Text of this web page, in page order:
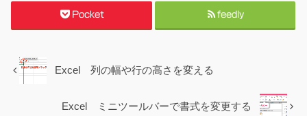
Pocket feedly
Excel 列の幅や行の高さを変える
Excel ミニツールバーで書式を変更する